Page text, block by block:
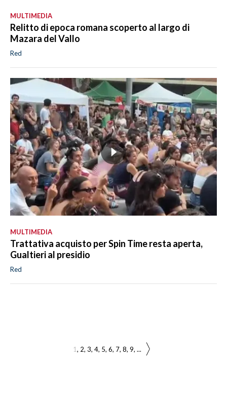
MULTIMEDIA
Relitto di epoca romana scoperto al largo di
Mazara del Vallo
Red
MULTIMEDIA
Trattativa acquisto per Spin Time resta aperta,
Gualtieri al presidio
Red
1 2 3 4 5 6 7 8 9 ...